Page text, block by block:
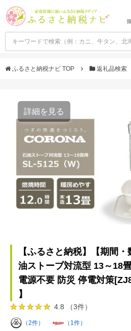
ふるさと納税ナビ TOP 返礼品検索
詳細を見る
【ふるさと納税】【期間
油ストーブ対流型 13～18
電源不要 防災 停電対策
】
4.8 （3件）
（2件） （1件）